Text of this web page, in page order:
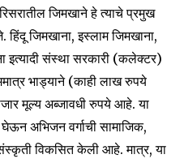
जिमखाने हे त्याचे प्रमुख
जिमखाना, इस्लाम जिमखाना,
इत्यादी संस्था सरकारी (कलेक्टर)
भाड्याने (काही लाख रुपये
मूल्य अब्जावधी रुपये आहे. या
घेऊन अभिजन वर्गाची सामाजिक,
विकसित केली आहे. मात्र, या